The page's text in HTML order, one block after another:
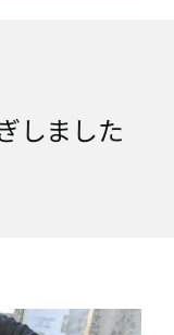
しました